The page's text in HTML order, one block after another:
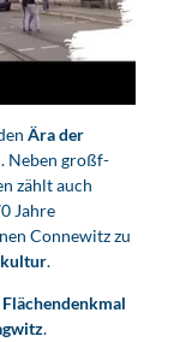
Ära der
Neben großf­
zählt auch
Jahre
Connewitz zu
.
.